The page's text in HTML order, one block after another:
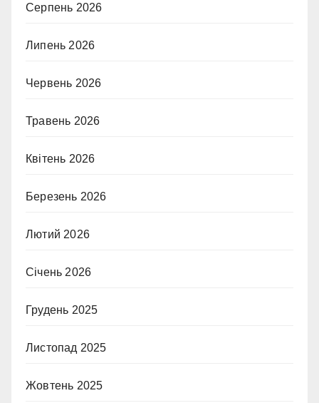
Серпень 2026
Липень 2026
Червень 2026
Травень 2026
Квітень 2026
Березень 2026
Лютий 2026
Січень 2026
Грудень 2025
Листопад 2025
Жовтень 2025